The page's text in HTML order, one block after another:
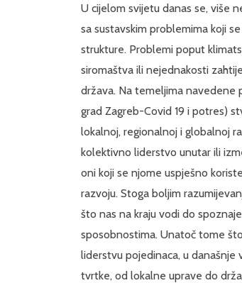
U cijelom svijetu danas se, više
sa sustavskim problemima koji
strukture. Problemi poput
siromaštva ili nejednakosti
država. Na temeljima navedene
grad Zagreb-Covid 19 i potres)
lokalnoj, regionalnoj i globalnoj
kolektivno liderstvo unutar ili
oni koji se njome uspješno
razvoju. Stoga boljim
što nas na kraju vodi do
sposobnostima. Unatoč tome
liderstvu pojedinaca, u današnje
tvrtke, od lokalne uprave do